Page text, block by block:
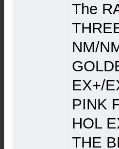
The
NM/
EX+/
PINK
HOL
THE